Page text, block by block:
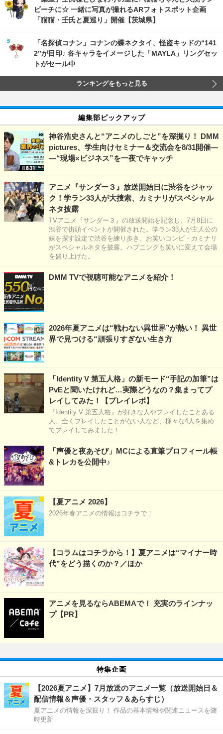
ビーチに☆ 一緒に写真が撮れるARフォトスポット企画
「猫猫・壬氏と夏巡り」開催【茨城県】
「名探偵コナン」コナンの蝶ネクタイ、怪盗キッドの“141
2”が目印♪ 各キャラをイメージした「MAYLA」リングセッ
トがセール中
ランキングをもっと見る
編集部ピックアップ
神谷浩史さんと“アニメのしごと”を深掘り！ DMM
pictures、学生向けセミナー＆交流会を8/31開催―
―“現場×ビジネス”を一夜でキャッチ
アニメ『サンダー３』放送開始日に渋谷をジャッ
ク！学ラン33人が大捜索、カミナリがスペシャル
ネタ披露
TVアニメ『サンダー３』の放送開始を記念し、7月8日に
渋谷で街頭イベントが開催された。学ラン33人が主人公の
妹を探す設定で渋谷を練り歩き、お笑いコンビ・カミナリ
がスペシャルネタを披露。ハプニングも笑いに変えて会場
を盛り上げた。
DMM TVで視聴可能なアニメを紹介！
2026年夏アニメは“戦わない異世界”が熱い！ 異世
界で見つける“頑張りすぎない生き方
「Identity V 第五人格」の新モード“手記の加筆”は
PvEと聞いたけれど…実際どうなの？集まってプ
レイしてみた！【プレイレポ】
『Identity V 第五人格』が好きな人やプレイしたことある
人、全くプレイしたことがない人など、様々な4人を集め
てプレイしてみました！
「声優と夜あそび」MCによる直筆プロフィール帳
&トレカを公開中♪
【夏アニメ 2026】
2026年春アニメの情報はコチラで！
【コラムはコチラから！】夏アニメは“マイナー時
代”をどう描くのか？／ほか
アニメを見るならABEMAで！ 充実のラインナッ
プ【PR】
特集企画
【2026夏アニメ】7月放送のアニメ一覧（放送開始日＆
配信情報＆声優・スタッフ＆あらすじ）
夏アニメの情報を深掘り！ 作品の基本情報や関連ニュースを随
時更新